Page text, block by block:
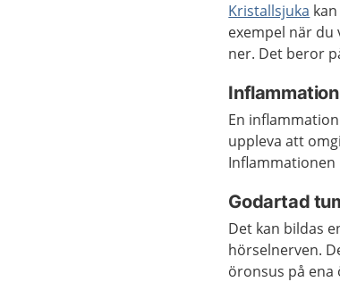
Kristallsjuka
exempel när du
ner. Det beror
En
uppleva att
Inflammationen
Godartad
Det kan bildas
hörselnerven.
öronsus på ena